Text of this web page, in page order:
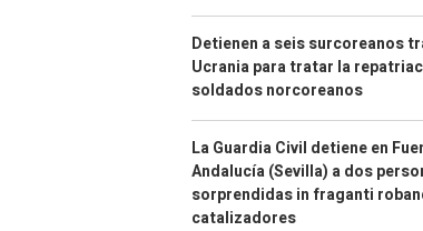
Detienen a seis surcoreanos
Ucrania para tratar la
soldados norcoreanos
La Guardia Civil detiene en
Andalucía (Sevilla) a dos
sorprendidas in fraganti
catalizadores